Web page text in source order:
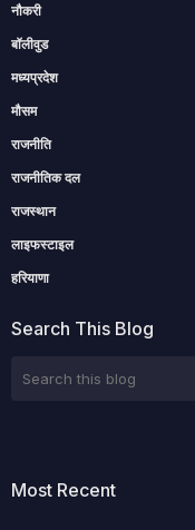
नौकरी
बॉलीवुड
मध्यप्रदेश
मौसम
राजनीति
राजनीतिक दल
राजस्थान
लाइफस्टाइल
हरियाणा
Search This Blog
Most Recent